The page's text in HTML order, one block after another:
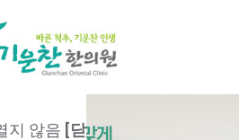
지 않음
[닫